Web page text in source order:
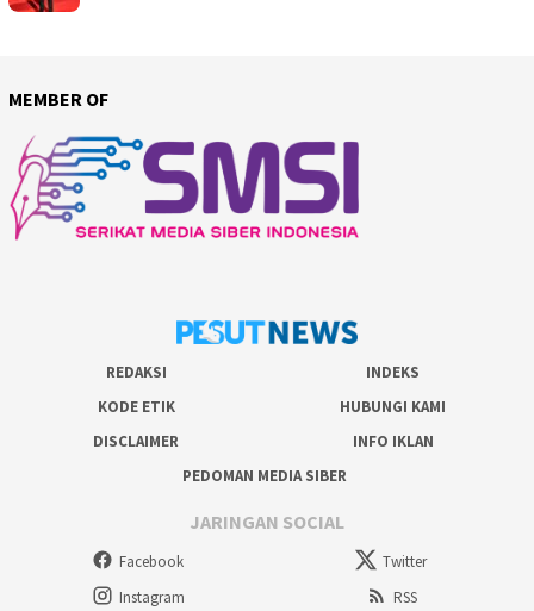
MEMBER OF
REDAKSI
INDEKS
KODE ETIK
HUBUNGI KAMI
DISCLAIMER
INFO IKLAN
PEDOMAN MEDIA SIBER
JARINGAN SOCIAL
Facebook
Twitter
Instagram
RSS